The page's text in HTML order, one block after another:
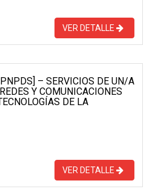
VER DETALLE
– SERVICIOS DE UN/A
Y COMUNICACIONES
DE LA
VER DETALLE